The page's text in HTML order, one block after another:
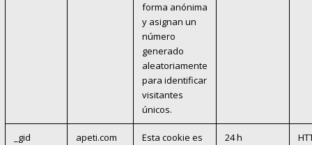
forma anónima
y asignan un
número
generado
aleatoriamente
para identificar
visitantes
únicos.
_gid apeti.com
Esta cookie es
24 h